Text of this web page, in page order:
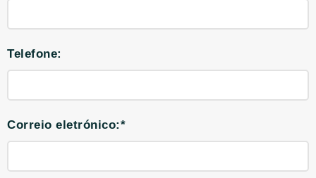
Telefone:
Correio eletrónico:*